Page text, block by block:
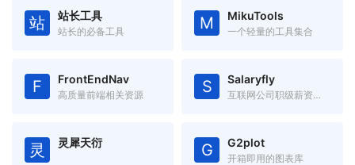
站 站长工具
站长的必备工具 M MikuTools
一个轻量的工具集合
F FrontEndNav
高质量前端相关资源 S Salaryfly
互联网公司职级薪资福利对比
灵 灵犀天衍 G G2plot
开箱即用的图表库